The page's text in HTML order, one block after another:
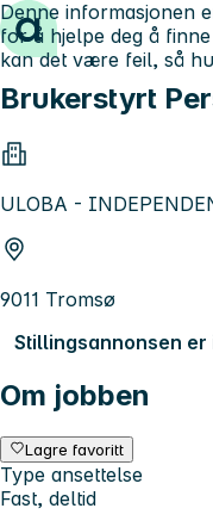
Hopp til innhold
Brukerstyrt
ULOBA -
9011 Tromsø
Stillingsannonsen er
Om jobben
Lagre favoritt
Type ansettelse
Fast, deltid
Denne informasjonen
for å hjelpe deg å
kan det være feil, så